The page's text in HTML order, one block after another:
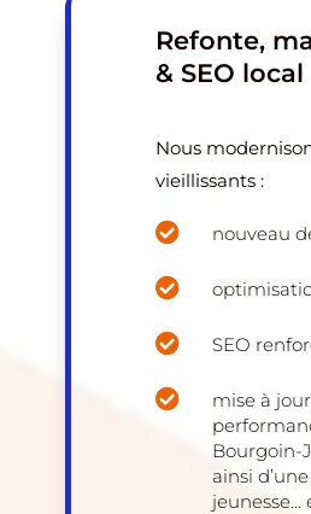
Refonte,
& SEO local
Nous
vieillissants :
 nouveau

 SEO

mise à
Bourgoin-
ainsi
jeunesse…